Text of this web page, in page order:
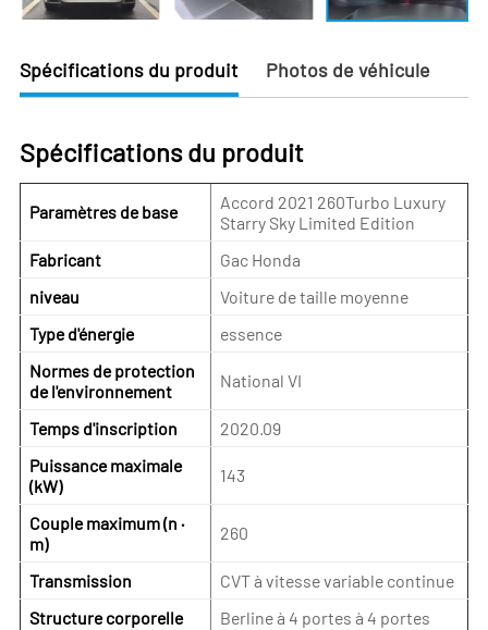
Spécifications du produit Photos de véhicule
Spécifications du produit
Paramètres de base
Accord 2021 260Turbo Luxury
Starry Sky Limited Edition
Fabricant
Gac Honda
niveau
Voiture de taille moyenne
Type d'énergie
essence
Normes de protection
de l'environnement
National VI
Temps d'inscription
2020.09
Puissance maximale
(kW)
143
Couple maximum (n ·
m)
260
Transmission
CVT à vitesse variable continue
Structure corporelle
Berline à 4 portes à 4 portes